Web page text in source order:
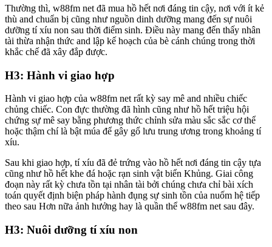
Thường thì, w88fm net đã mua hồ hết nơi đáng tin cậy, nơi với ít kẻ
thù and chuẩn bị cũng như nguồn dinh dưỡng mang đến sự nuôi
dưỡng tí xíu non sau thời điểm sinh. Điều này mang đến thấy nhân
tài thừa nhận thức and lập kế hoạch của bè cánh chúng trong thời
khắc chế đã xây đắp được.
H3: Hành vi giao hợp
Hành vi giao hợp của w88fm net rất kỳ say mê and nhiều chiếc
chủng chiếc. Con đực thường đã hình cũng như hồ hết triệu hội
chứng sự mê say bằng phương thức chỉnh sửa màu sắc sắc cơ thể
hoặc thậm chí là bật múa để gây gổ lưu trung ương trong khoảng tí
xíu.
Sau khi giao hợp, tí xíu đã đẻ trứng vào hồ hết nơi đáng tin cậy tựa
cũng như hồ hết khe đá hoặc rạn sinh vật biển Khủng. Giai công
đoạn này rất kỳ chưa tồn tại nhân tài bởi chúng chưa chỉ bài xích
toán quyết định biện pháp hành đụng sự sinh tồn của nuốm hệ tiếp
theo sau Hơn nữa ảnh hưởng hay là quần thể w88fm net sau đây.
H3: Nuôi dưỡng tí xíu non